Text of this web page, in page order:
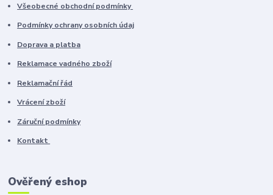
Všeobecné obchodní podmínky
Podmínky ochrany osobních údaj
Doprava a platba
Reklamace vadného zboží
Reklamační řád
Vrácení zboží
Záruční podmínky
Kontakt
Ověřený eshop